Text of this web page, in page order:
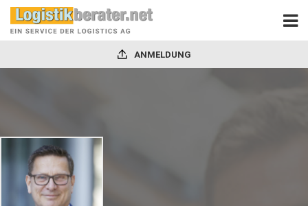
ANMELDUNG